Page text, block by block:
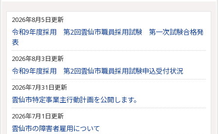
2026年8月5日更新
令和9年度採用 第2回雲仙市職員採用試験 第一次試験合格発
表
2026年8月3日更新
令和9年度採用 第2回雲仙市職員採用試験申込受付状況
2026年7月31日更新
雲仙市特定事業主行動計画を公開します。
2026年7月1日更新
雲仙市の障害者雇用について